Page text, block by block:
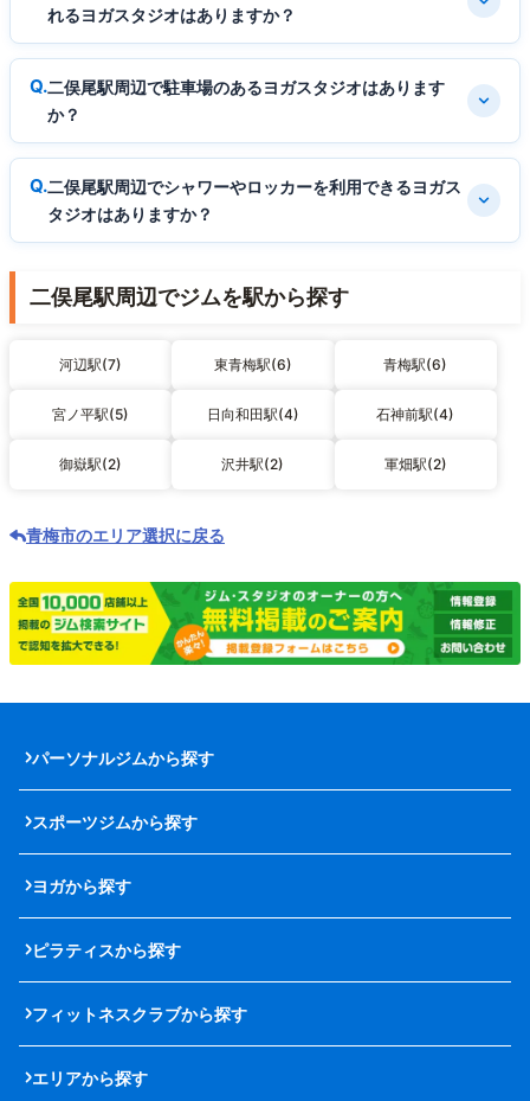
れるヨガスタジオはありますか？
二俣尾駅周辺で駐車場のあるヨガスタジオはあります
か？
二俣尾駅周辺でシャワーやロッカーを利用できるヨガス
タジオはありますか？
二俣尾駅周辺でジムを駅から探す
河辺駅(7) 東青梅駅(6) 青梅駅(6)
宮ノ平駅(5) 日向和田駅(4) 石神前駅(4)
御嶽駅(2) 沢井駅(2) 軍畑駅(2)
青梅市のエリア選択に戻る
パーソナルジムから探す
スポーツジムから探す
ヨガから探す
ピラティスから探す
フィットネスクラブから探す
エリアから探す